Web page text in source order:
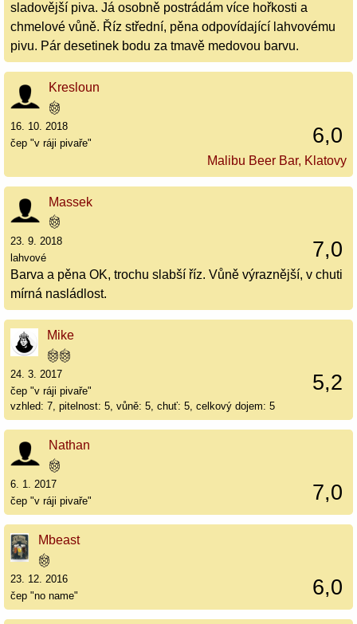
sladovější piva. Já osobně postrádám více hořkosti a
chmelové vůně. Říz střední, pěna odpovídající lahvovému
pivu. Pár desetinek bodu za tmavě medovou barvu.
Kresloun
6,0
16. 10. 2018
čep "v ráji pivaře"
Malibu Beer Bar, Klatovy
Massek
7,0
23. 9. 2018
lahvové
Barva a pěna OK, trochu slabší říz. Vůně výraznější, v chuti
mírná nasládlost.
Mike
5,2
24. 3. 2017
čep "v ráji pivaře"
vzhled: 7, pitelnost: 5, vůně: 5, chuť: 5, celkový dojem: 5
Nathan
7,0
6. 1. 2017
čep "v ráji pivaře"
Mbeast
6,0
23. 12. 2016
čep "no name"